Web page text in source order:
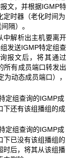
文，并根据IGMP特
定时器（老化时间为
隔）。
中解析出主机要离开
发送IGMP特定组查
报文后，将其通过
所有成员端口转发出
动态成员端口），
定组查询的IGMP成
下还有该组播组的成
定组查询的IGMP成
下已没有该组播组的
时后，将其从该组播